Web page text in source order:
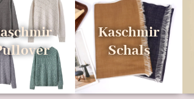
Kaschmir
Schals